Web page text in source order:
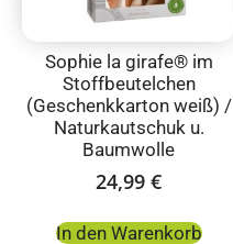
Sophie la girafe® im
Stoffbeutelchen
(Geschenkkarton weiß) /
Naturkautschuk u.
Baumwolle
24,99 €
In den Warenkorb